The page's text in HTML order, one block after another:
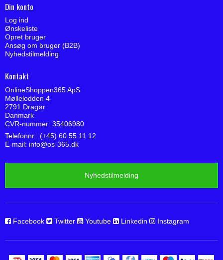
Din konto
Log ind
Ønskeliste
Opret bruger
Ansøg om bruger (B2B)
Nyhedstilmelding
Kontakt
OnlineShoppen365 ApS
Møllelodden 4
2791 Dragør
Danmark
CVR-nummer: 35406980
Telefonnr.: (+45) 60 55 11 12
E-mail: info@os-365.dk
Nyhedstilmelding
Facebook Twitter Youtube Linkedin Instagram